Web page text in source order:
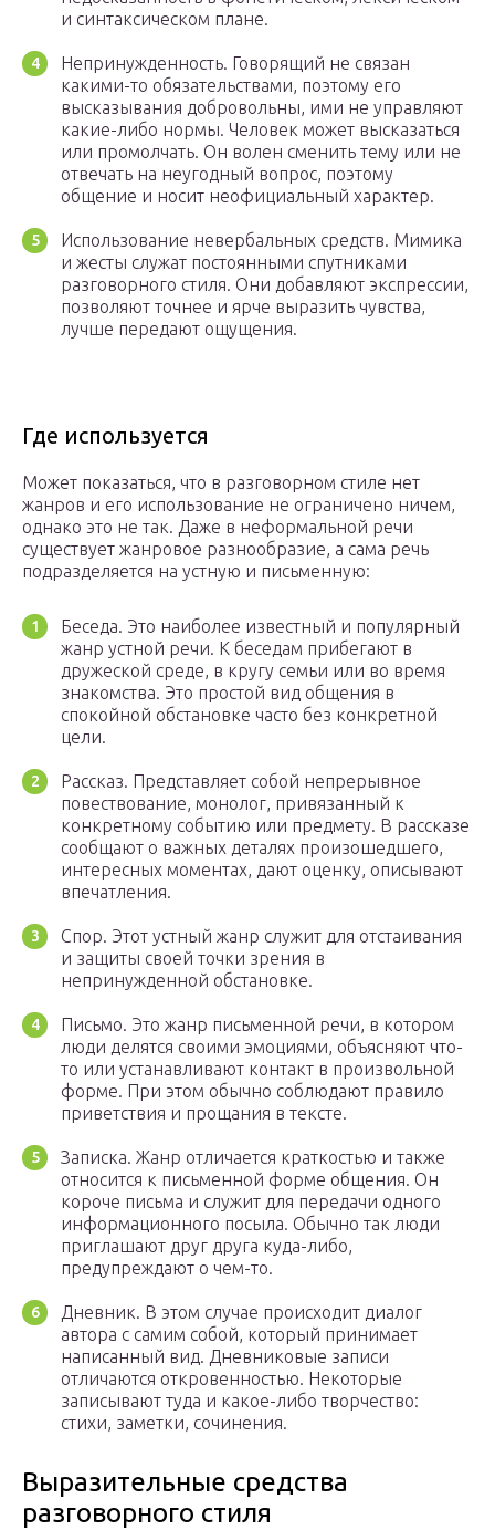
и синтаксическом плане.
Непринужденность. Говорящий не связан
какими-то обязательствами, поэтому его
высказывания добровольны, ими не управляют
какие-либо нормы. Человек может высказаться
или промолчать. Он волен сменить тему или не
отвечать на неугодный вопрос, поэтому
общение и носит неофициальный характер.
Использование невербальных средств. Мимика
и жесты служат постоянными спутниками
разговорного стиля. Они добавляют экспрессии,
позволяют точнее и ярче выразить чувства,
лучше передают ощущения.
Где используется
Может показаться, что в разговорном стиле нет
жанров и его использование не ограничено ничем,
однако это не так. Даже в неформальной речи
существует жанровое разнообразие, а сама речь
подразделяется на устную и письменную:
Беседа. Это наиболее известный и популярный
жанр устной речи. К беседам прибегают в
дружеской среде, в кругу семьи или во время
знакомства. Это простой вид общения в
спокойной обстановке часто без конкретной
цели.
Рассказ. Представляет собой непрерывное
повествование, монолог, привязанный к
конкретному событию или предмету. В рассказе
сообщают о важных деталях произошедшего,
интересных моментах, дают оценку, описывают
впечатления.
Спор. Этот устный жанр служит для отстаивания
и защиты своей точки зрения в
непринужденной обстановке.
Письмо. Это жанр письменной речи, в котором
люди делятся своими эмоциями, объясняют что-
то или устанавливают контакт в произвольной
форме. При этом обычно соблюдают правило
приветствия и прощания в тексте.
Записка. Жанр отличается краткостью и также
относится к письменной форме общения. Он
короче письма и служит для передачи одного
информационного посыла. Обычно так люди
приглашают друг друга куда-либо,
предупреждают о чем-то.
Дневник. В этом случае происходит диалог
автора с самим собой, который принимает
написанный вид. Дневниковые записи
отличаются откровенностью. Некоторые
записывают туда и какое-либо творчество:
стихи, заметки, сочинения.
Выразительные средства
разговорного стиля